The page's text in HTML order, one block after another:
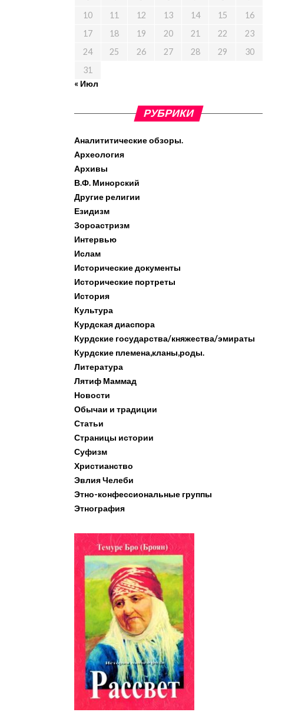
10
11 12 13 14 15
16
17
18 19 20 21 22
23
24
25 26 27 28 29
30
31
« Июл
РУБРИКИ
Аналититические обзоры.
Археология
Архивы
В.Ф. Минорский
Другие религии
Езидизм
Зороастризм
Интервью
Ислам
Исторические документы
Исторические портреты
История
Культура
Курдская диаспора
Курдские государства/княжества/эмираты
Курдские племена,кланы,роды.
Литература
Лятиф Маммад
Новости
Обычаи и традиции
Статьи
Страницы истории
Суфизм
Христианство
Эвлия Челеби
Этно-конфессиональные группы
Этнография